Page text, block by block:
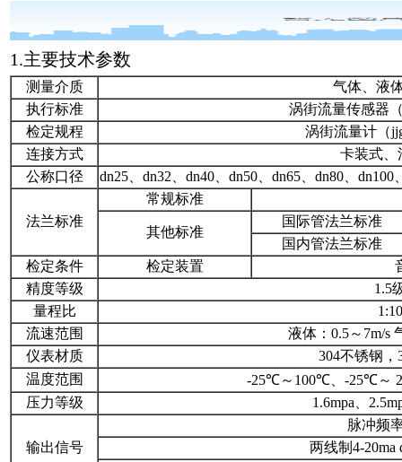
1.主要技术参数
测量介质
气体、液
执行标准
涡街流量传感器
检定规程
涡街流量计（
连接方式
卡装式、
公称口径
dn25、dn32、dn40、dn50、dn65、dn80、
法兰标准
常规标准
其他标准
国际管法兰标准
国内管法兰标准
检定条件
检定装置
精度等级
1.5
量程比
1:10
流速范围
液体：0.5～7m/s
仪表材质
304不锈钢，
温度范围
-25℃～100℃、-25℃～
压力等级
1.6mpa、
输出信号
脉冲频
两线制4-20ma